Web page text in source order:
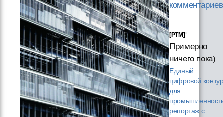
комментариев
[PTM]
Примерно
ничего пока)
Единый
цифровой контур
для
репортаж с